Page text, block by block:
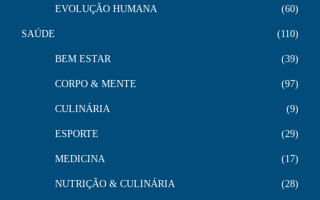
EVOLUÇÃO HUMANA 60
SAÚDE 110
BEM ESTAR 39
CORPO & MENTE 97
CULINÁRIA 9
ESPORTE 29
MEDICINA 17
NUTRIÇÃO & CULINÁRIA 28